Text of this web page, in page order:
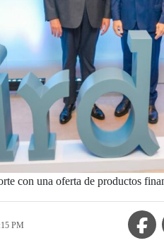
con una oferta de productos
PM